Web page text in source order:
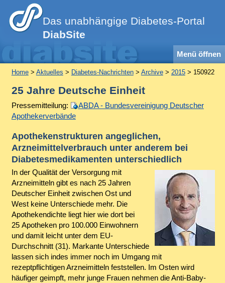
Das unabhängige Diabetes-Portal
DiabSite
Menü öffnen
Home> Aktuelles > Diabetes-Nachrichten> Archive> 2015> 150922
25 Jahre Deutsche Einheit
Pressemitteilung:
ABDA - Bundesvereinigung Deutscher
Apothekerverbände
Apothekenstrukturen angeglichen,
Arzneimittelverbrauch unter anderem bei
Diabetesmedikamenten unterschiedlich
In der Qualität der Versorgung mit
Arzneimitteln gibt es nach 25 Jahren
Deutscher Einheit zwischen Ost und
West keine Unterschiede mehr. Die
Apothekendichte liegt hier wie dort bei
25 Apotheken pro 100.000 Einwohnern
und damit leicht unter dem EU-
Durchschnitt (31). Markante Unterschiede
lassen sich indes immer noch im Umgang mit
rezeptpflichtigen Arzneimitteln feststellen. Im Osten wird
häufiger geimpft, mehr junge Frauen nehmen die Anti-Baby-